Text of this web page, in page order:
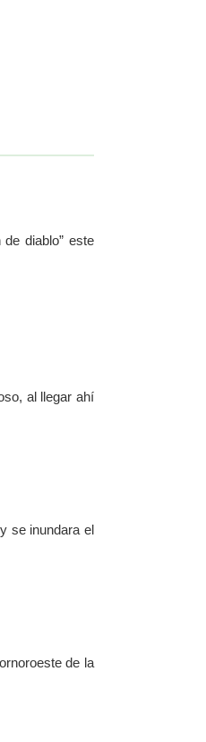
diablo” este
al llegar ahí
se inundara el
de la